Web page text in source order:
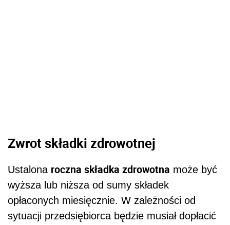
Zwrot składki zdrowotnej
Ustalona roczna składka zdrowotna może być
wyższa lub niższa od sumy składek
opłaconych miesięcznie. W zależności od
sytuacji przedsiębiorca będzie musiał dopłacić